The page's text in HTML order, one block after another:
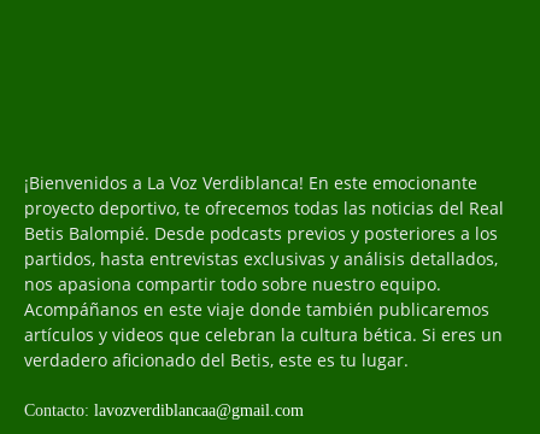
¡Bienvenidos a La Voz Verdiblanca! En este emocionante
proyecto deportivo, te ofrecemos todas las noticias del Real
Betis Balompié. Desde podcasts previos y posteriores a los
partidos, hasta entrevistas exclusivas y análisis detallados,
nos apasiona compartir todo sobre nuestro equipo.
Acompáñanos en este viaje donde también publicaremos
artículos y videos que celebran la cultura bética. Si eres un
verdadero aficionado del Betis, este es tu lugar.
Contacto: lavozverdiblancaa@gmail.com